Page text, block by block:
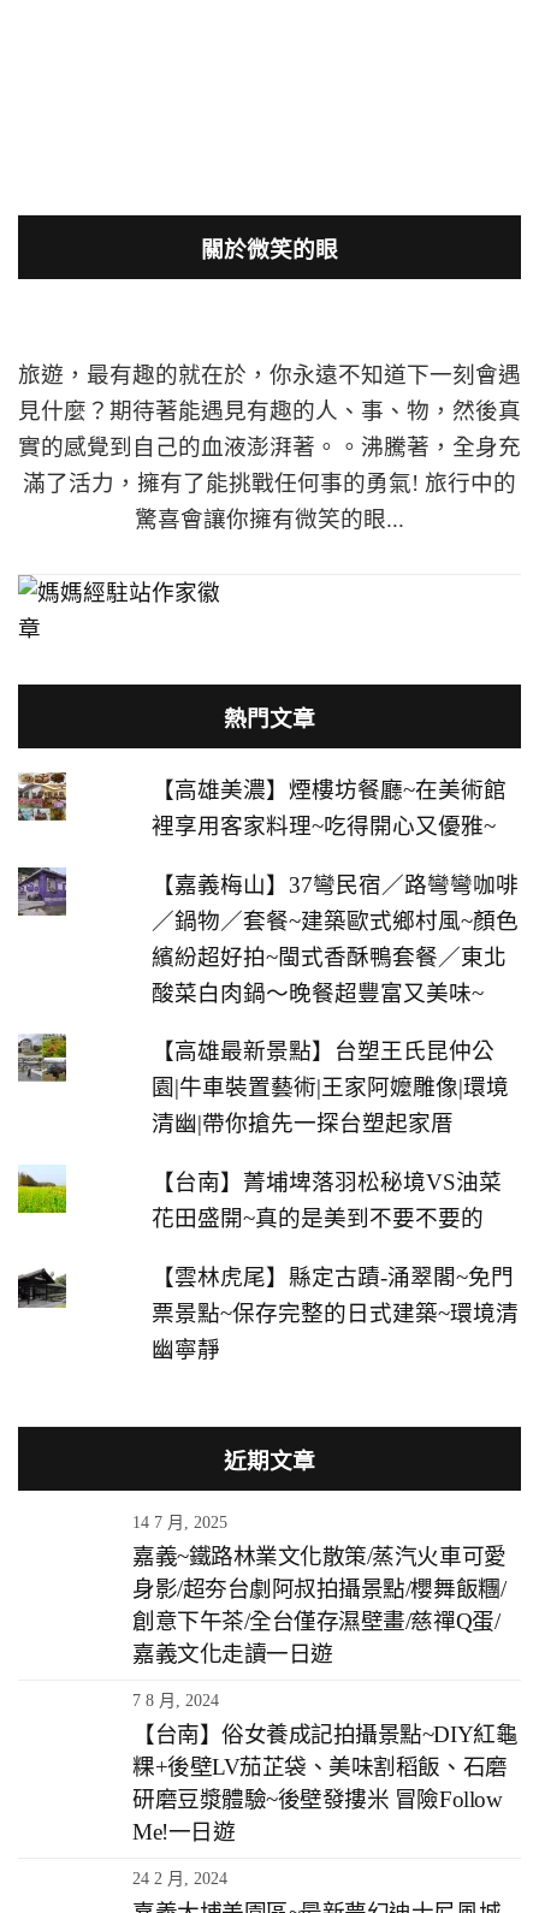
關於微笑的眼
旅遊，最有趣的就在於，你永遠不知道下一刻會遇
見什麼？期待著能遇見有趣的人、事、物，然後真
實的感覺到自己的血液澎湃著。。沸騰著，全身充
滿了活力，擁有了能挑戰任何事的勇氣! 旅行中的
驚喜會讓你擁有微笑的眼...
熱門文章
【高雄美濃】煙樓坊餐廳~在美術館
裡享用客家料理~吃得開心又優雅~
【嘉義梅山】37彎民宿／路彎彎咖啡
／鍋物／套餐~建築歐式鄉村風~顏色
繽紛超好拍~閩式香酥鴨套餐／東北
酸菜白肉鍋～晚餐超豐富又美味~
【高雄最新景點】台塑王氏昆仲公
園|牛車裝置藝術|王家阿嬤雕像|環境
清幽|帶你搶先一探台塑起家厝
【台南】菁埔埤落羽松秘境VS油菜
花田盛開~真的是美到不要不要的
【雲林虎尾】縣定古蹟-涌翠閣~免門
票景點~保存完整的日式建築~環境清
幽寧靜
近期文章
14 7 月, 2025
嘉義~鐵路林業文化散策/蒸汽火車可愛
身影/超夯台劇阿叔拍攝景點/櫻舞飯糰/
創意下午茶/全台僅存濕壁畫/慈禪Q蛋/
嘉義文化走讀一日遊
7 8 月, 2024
【台南】俗女養成記拍攝景點~DIY紅龜
粿+後壁LV茄芷袋、美味割稻飯、石磨
研磨豆漿體驗~後壁發摟米 冒險Follow
Me!一日遊
24 2 月, 2024